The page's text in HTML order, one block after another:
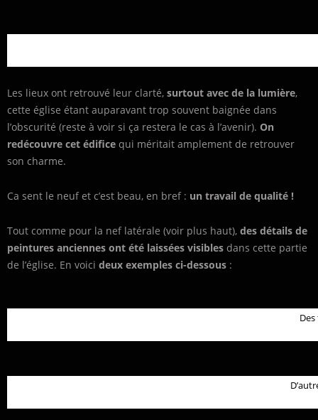
Les lieux ont retrouvé leur clarté, surtout avec de la lumière,
cette église étant auparavant trop souvent baignée dans
l’obscurité (reste à voir si ça restera le cas à l’avenir). On
redécouvre cet édifice qui méritait amplement de retrouver
son charme.
Ca sent le neuf et c’est beau, en bref : un travail de qualité !
Tout comme pour la nef latérale (voir plus haut), des détails de
peintures anciennes ont été laissées visibles dans cette partie
de l’église. En voici deux exemples ci-dessous :